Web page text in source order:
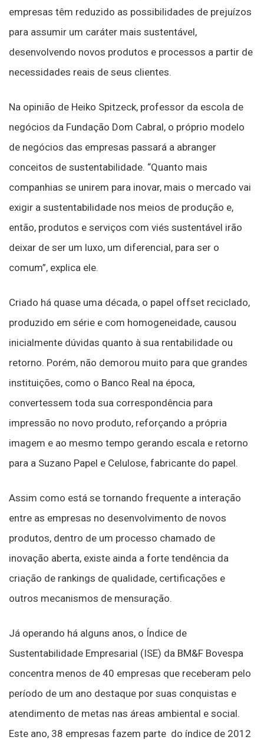
empresas têm reduzido as possibilidades de prejuízos
para assumir um caráter mais sustentável,
desenvolvendo novos produtos e processos a partir de
necessidades reais de seus clientes.
Na opinião de Heiko Spitzeck, professor da escola de
negócios da Fundação Dom Cabral, o próprio modelo
de negócios das empresas passará a abranger
conceitos de sustentabilidade. “Quanto mais
companhias se unirem para inovar, mais o mercado vai
exigir a sustentabilidade nos meios de produção e,
então, produtos e serviços com viés sustentável irão
deixar de ser um luxo, um diferencial, para ser o
comum”, explica ele.
Criado há quase uma década, o papel offset reciclado,
produzido em série e com homogeneidade, causou
inicialmente dúvidas quanto à sua rentabilidade ou
retorno. Porém, não demorou muito para que grandes
instituições, como o Banco Real na época,
convertessem toda sua correspondência para
impressão no novo produto, reforçando a própria
imagem e ao mesmo tempo gerando escala e retorno
para a Suzano Papel e Celulose, fabricante do papel.
Assim como está se tornando frequente a interação
entre as empresas no desenvolvimento de novos
produtos, dentro de um processo chamado de
inovação aberta, existe ainda a forte tendência da
criação de rankings de qualidade, certificações e
outros mecanismos de mensuração.
Já operando há alguns anos, o Índice de
Sustentabilidade Empresarial (ISE) da BM&F Bovespa
concentra menos de 40 empresas que receberam pelo
período de um ano destaque por suas conquistas e
atendimento de metas nas áreas ambiental e social.
Este ano, 38 empresas fazem parte do índice de 2012